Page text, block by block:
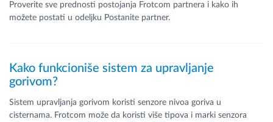
Proverite sve prednosti postojanja Frotcom partnera i kako ih
možete postati u odeljku Postanite partner.
Kako funkcioniše sistem za upravljanje
gorivom?
Sistem upravljanja gorivom koristi senzore nivoa goriva u
cisternama. Frotcom može da koristi više tipova i marki senzora